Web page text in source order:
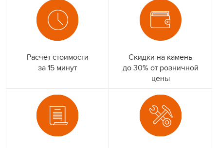
Расчет стоимости
за 15 минут
Скидки на камень
до 30% от розничной
цены